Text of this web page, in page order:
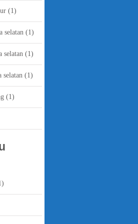
(1)
selatan (1)
selatan (1)
selatan (1)
(1)